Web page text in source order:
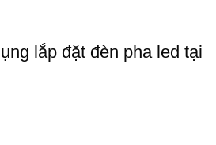
lắp đặt đèn pha led tại